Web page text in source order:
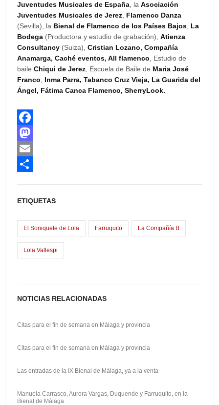
Juventudes Musicales de España , la Asociación
Juventudes Musicales de Jerez Flamenco Danza
(Sevilla), la Bienal de Flamenco de los Países Bajos La
Bodega (Productora y estudio de grabación), Atienza
Consultancy (Suiza), Cristian Lozano, Compañía
Anamarga, Caché eventos, All flamenco , Estudio de
baile Chiqui de Jerez , Escuela de Baile de Maria José
Franco
Inma Parra, Tabanco Cruz Vieja, La Guarida del
Ángel, Fátima Canca Flamenco, SherryLook.
F
a
c
k
M
a
o
n
E
a
r
ETIQUETAS
El Soniquete de Lola Farruquito La Compañía B
Lola Vallespi
NOTICIAS RELACIONADAS
Citas para el fin de semana en Málaga y provincia
Citas para el fin de semana en Málaga y provincia
Las entradas de la IX Bienal de Málaga, ya a la venta
Manuela Carrasco, Aurora Vargas, Duquende y Farruquito, en la
Bienal de Málaga